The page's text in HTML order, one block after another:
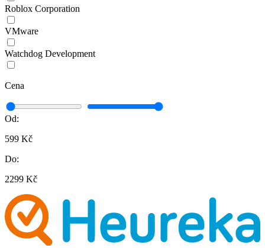
Roblox Corporation
VMware
Watchdog Development
Cena
Od:
599 Kč
Do:
2299 Kč